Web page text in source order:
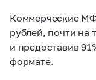
Коммерческие
рублей, почти на
и предоставив
формате.